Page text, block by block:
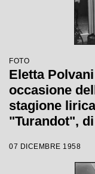
FOTO
Eletta
occasione
stagione
"Turandot",
Margherita
07 DICEMBRE 1958